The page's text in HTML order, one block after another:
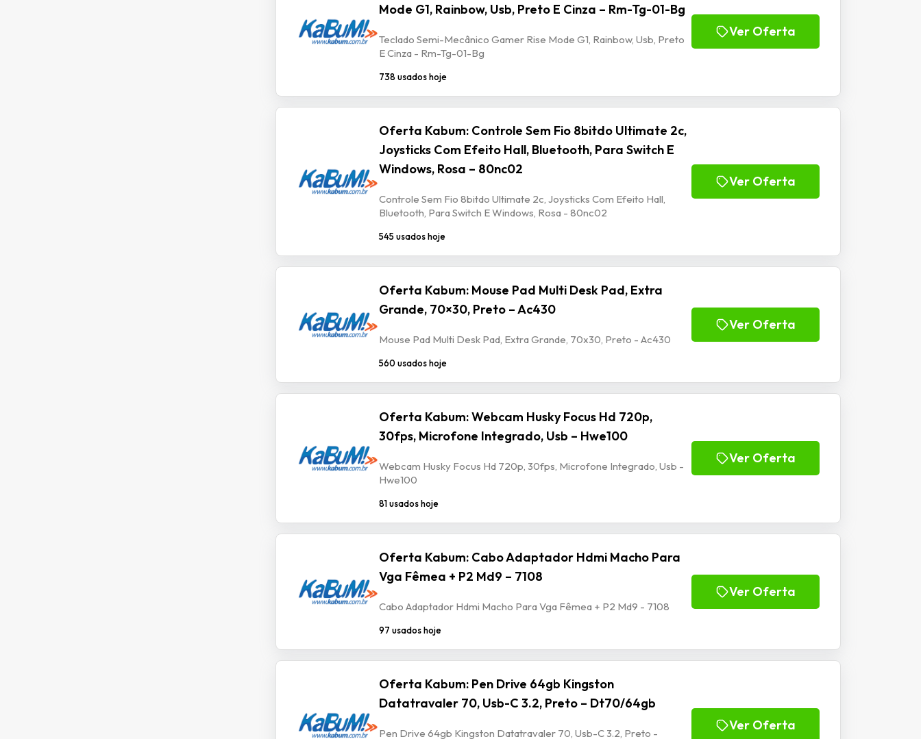
Mode G1, Rainbow, Usb, Preto E Cinza – Rm-Tg-01-Bg
Teclado Semi-Mecânico Gamer Rise Mode G1, Rainbow, Usb, Preto
E Cinza - Rm-Tg-01-Bg
738 usados hoje
Ver Oferta
Oferta Kabum: Controle Sem Fio 8bitdo Ultimate 2c,
Joysticks Com Efeito Hall, Bluetooth, Para Switch E
Windows, Rosa – 80nc02
Controle Sem Fio 8bitdo Ultimate 2c, Joysticks Com Efeito Hall,
Bluetooth, Para Switch E Windows, Rosa - 80nc02
545 usados hoje
Ver Oferta
Oferta Kabum: Mouse Pad Multi Desk Pad, Extra
Grande, 70×30, Preto – Ac430
Mouse Pad Multi Desk Pad, Extra Grande, 70x30, Preto - Ac430
560 usados hoje
Ver Oferta
Oferta Kabum: Webcam Husky Focus Hd 720p,
30fps, Microfone Integrado, Usb – Hwe100
Webcam Husky Focus Hd 720p, 30fps, Microfone Integrado, Usb -
Hwe100
81 usados hoje
Ver Oferta
Oferta Kabum: Cabo Adaptador Hdmi Macho Para
Vga Fêmea + P2 Md9 – 7108
Cabo Adaptador Hdmi Macho Para Vga Fêmea + P2 Md9 - 7108
97 usados hoje
Ver Oferta
Oferta Kabum: Pen Drive 64gb Kingston
Datatravaler 70, Usb-C 3.2, Preto – Dt70/64gb
Pen Drive 64gb Kingston Datatravaler 70, Usb-C 3.2, Preto -
Ver Oferta